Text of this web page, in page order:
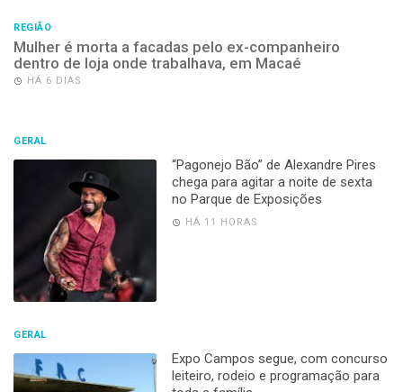
REGIÃO
Mulher é morta a facadas pelo ex-companheiro
dentro de loja onde trabalhava, em Macaé
HÁ 6 DIAS
GERAL
“Pagonejo Bão” de Alexandre Pires
chega para agitar a noite de sexta
no Parque de Exposições
HÁ 11 HORAS
GERAL
Expo Campos segue, com concurso
leiteiro, rodeio e programação para